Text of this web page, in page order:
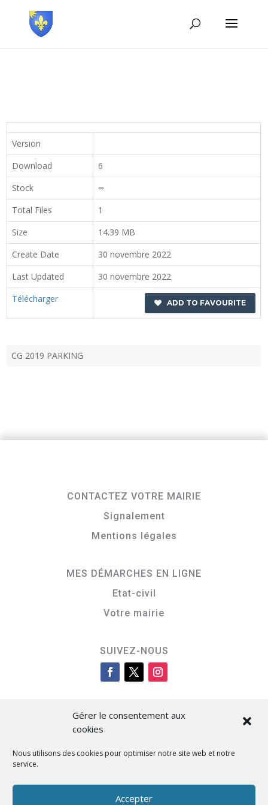
Gérer le consentement aux
cookies
Nous utilisons des cookies pour optimiser notre site web et notre
service.
Accepter
Version
Download
6
Stock
∞
Total Files
1
Size
14.39 MB
Create Date
30 novembre 2022
Last Updated
30 novembre 2022
Télécharger
ADD TO FAVOURITE
CG 2019 PARKING
CONTACTEZ VOTRE MAIRIE
Signalement
Mentions légales
MES DÉMARCHES EN LIGNE
Etat-civil
Votre mairie
SUIVEZ-NOUS
Cità di L’Isula